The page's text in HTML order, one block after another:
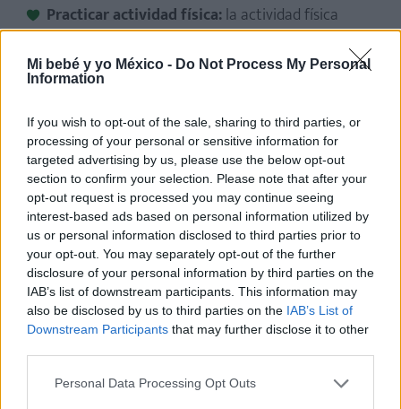
Mi bebé y yo México - Do Not Process My Personal
Information
If you wish to opt-out of the sale, sharing to third parties, or
processing of your personal or sensitive information for
targeted advertising by us, please use the below opt-out
section to confirm your selection. Please note that after your
opt-out request is processed you may continue seeing
interest-based ads based on personal information utilized by
us or personal information disclosed to third parties prior to
your opt-out. You may separately opt-out of the further
disclosure of your personal information by third parties on the
IAB’s list of downstream participants. This information may
also be disclosed by us to third parties on the IAB’s List of
Downstream Participants that may further disclose it to other
Personal Data Processing Opt Outs
Practicar actividad física:la actividad física
moderada puede reducir el riesgo de padecer
disfunción eréctil.
reducir el riesgo de desarrollar colesterol alto,
presión arterial alta y otros factores de riesgo
para la disfunción eréctil.
Seguir unos buenos hábitos de higiene:es
importante limpiar con regularidad la zona
debajo del prepucio con agua y jabón.
Informarse adecuadamente sobre los
medicamentos:es aconsejable hablar con el
médico sobre el uso de medicamentos y los
posibles efectos secundarios.
ambas practicas son muy dañinas para la salud.